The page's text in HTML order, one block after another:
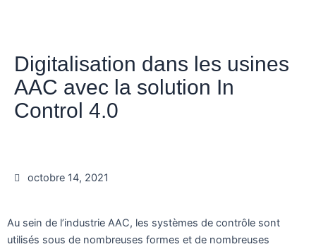
Digitalisation dans les usines
AAC avec la solution In
Control 4.0
octobre 14, 2021
Au sein de l’industrie AAC, les systèmes de contrôle sont
utilisés sous de nombreuses formes et de nombreuses